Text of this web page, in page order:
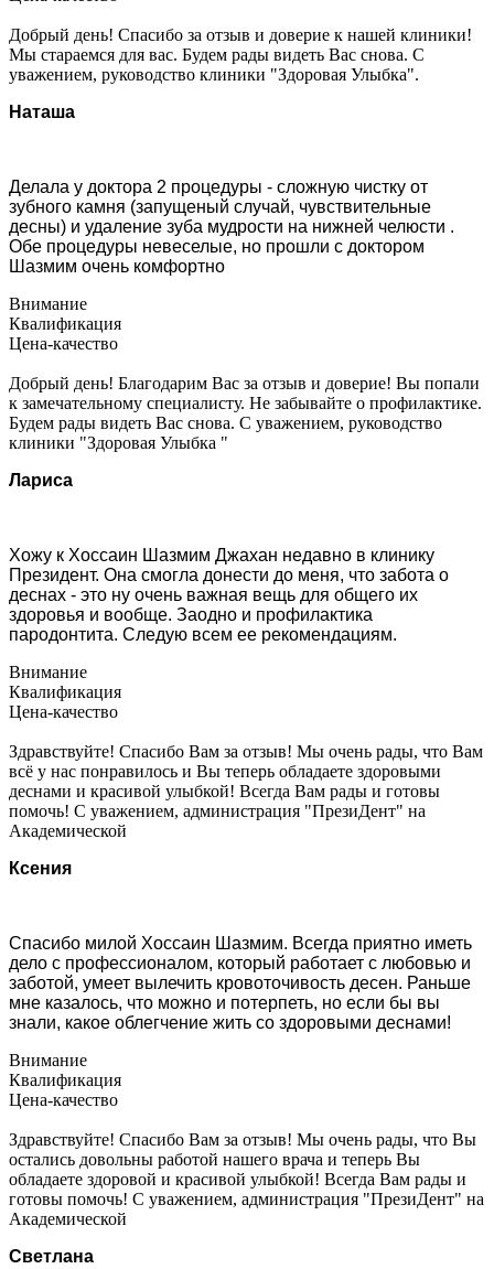
Добрый день! Спасибо за отзыв и доверие к нашей клиники!
Мы стараемся для вас. Будем рады видеть Вас снова. С
уважением, руководство клиники "Здоровая Улыбка".
Наташа
Делала у доктора 2 процедуры - сложную чистку от
зубного камня (запущеный случай, чувствительные
десны) и удаление зуба мудрости на нижней челюсти .
Обе процедуры невеселые, но прошли с доктором
Шазмим очень комфортно
Внимание
Квалификация
Цена-качество
Добрый день! Благодарим Вас за отзыв и доверие! Вы попали
к замечательному специалисту. Не забывайте о профилактике.
Будем рады видеть Вас снова. С уважением, руководство
клиники "Здоровая Улыбка "
Лариса
Хожу к Хоссаин Шазмим Джахан недавно в клинику
Президент. Она смогла донести до меня, что забота о
деснах - это ну очень важная вещь для общего их
здоровья и вообще. Заодно и профилактика
пародонтита. Следую всем ее рекомендациям.
Внимание
Квалификация
Цена-качество
Здравствуйте! Спасибо Вам за отзыв! Мы очень рады, что Вам
всё у нас понравилось и Вы теперь обладаете здоровыми
деснами и красивой улыбкой! Всегда Вам рады и готовы
помочь! С уважением, администрация "ПрезиДент" на
Академической
Ксения
Спасибо милой Хоссаин Шазмим. Всегда приятно иметь
дело с профессионалом, который работает с любовью и
заботой, умеет вылечить кровоточивость десен. Раньше
мне казалось, что можно и потерпеть, но если бы вы
знали, какое облегчение жить со здоровыми деснами!
Внимание
Квалификация
Цена-качество
Здравствуйте! Спасибо Вам за отзыв! Мы очень рады, что Вы
остались довольны работой нашего врача и теперь Вы
обладаете здоровой и красивой улыбкой! Всегда Вам рады и
готовы помочь! С уважением, администрация "ПрезиДент" на
Академической
Светлана